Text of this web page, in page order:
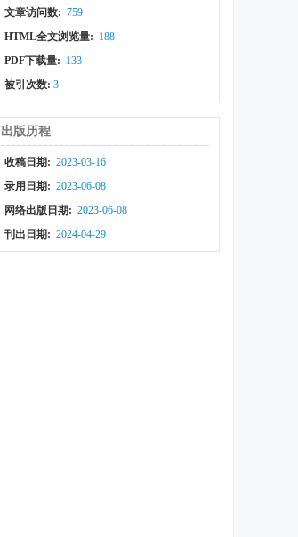
文章访问数: 759
HTML全文浏览量: 188
PDF下载量: 133
被引次数:3
出版历程
收稿日期: 2023-03-16
录用日期: 2023-06-08
网络出版日期: 2023-06-08
刊出日期: 2024-04-29